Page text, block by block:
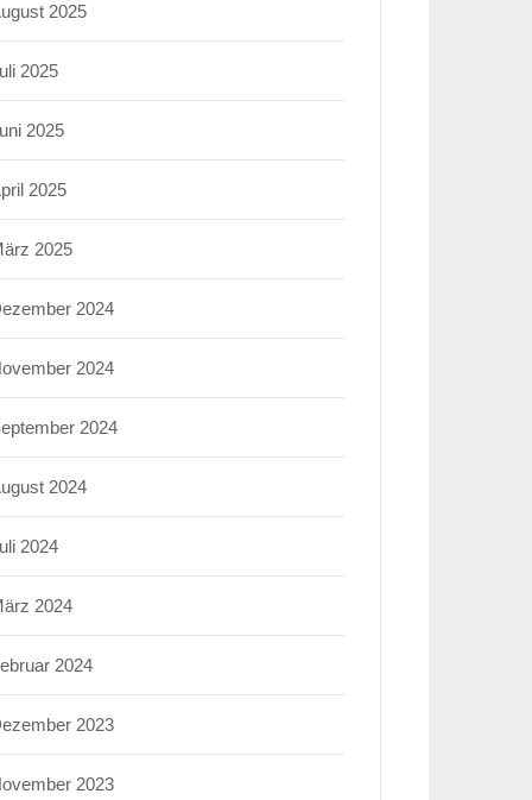
2025
2025
2025
2025
2025
2024
2024
2024
2024
2024
2024
2024
2023
2023